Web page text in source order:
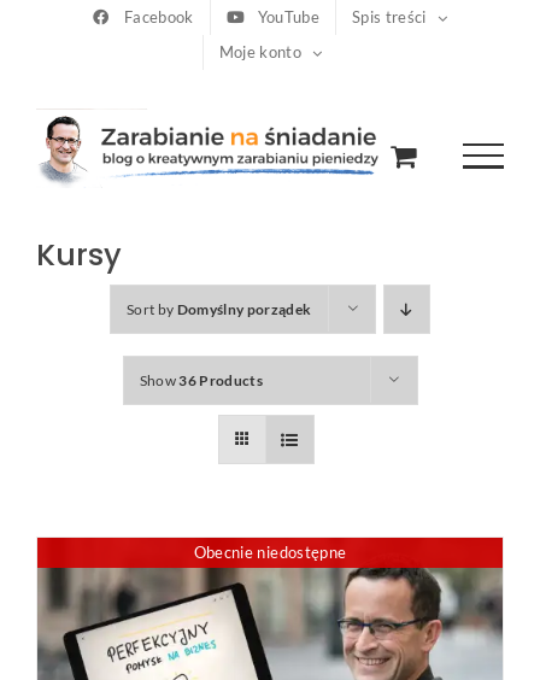
Facebook YouTube
Spis treści
Moje konto
Kursy
Sort by Domyślny porządek
Show36 Products
Obecnie niedostępne